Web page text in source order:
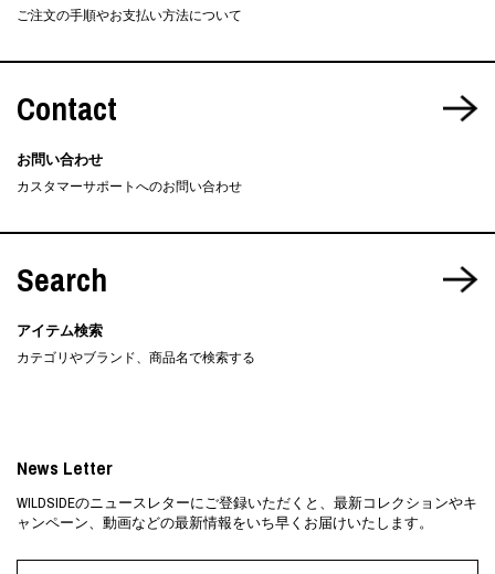
ご注文の手順やお支払い方法について
Contact
お問い合わせ
カスタマーサポートへのお問い合わせ
Search
アイテム検索
カテゴリやブランド、商品名で検索する
News Letter
WILDSIDEのニュースレターにご登録いただくと、最新コレクションやキ
ャンペーン、動画などの最新情報をいち早くお届けいたします。